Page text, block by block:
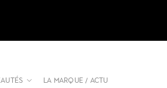
LA MARQUE / ACTU